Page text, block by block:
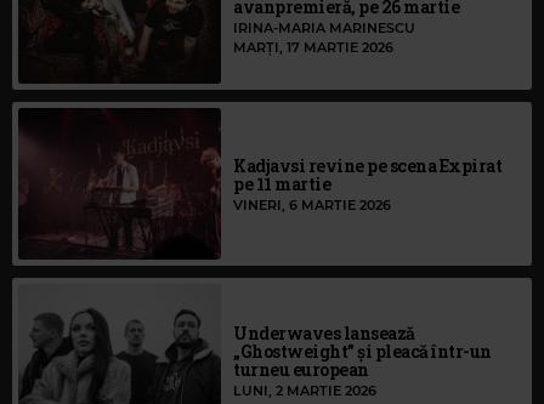
avanpremieră, pe 26 martie
IRINA-MARIA MARINESCU
MARȚI, 17 MARTIE 2026
Kadjavsi revine pe scena Expirat
pe 11 martie
VINERI, 6 MARTIE 2026
Underwaves lansează
„Ghostweight” și pleacă într-un
turneu european
LUNI, 2 MARTIE 2026